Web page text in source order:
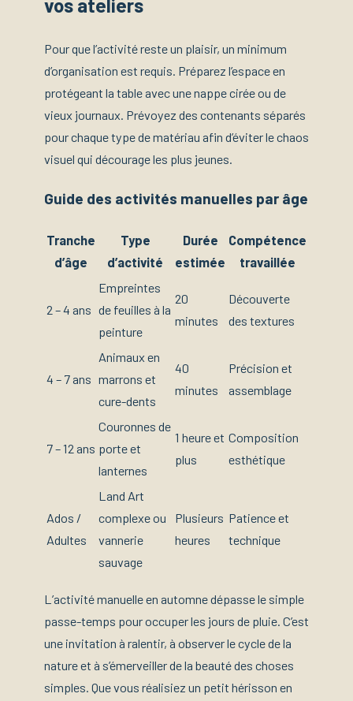
vos ateliers
Pour que l’activité reste un plaisir, un minimum
d’organisation est requis. Préparez l’espace en
protégeant la table avec une nappe cirée ou de
vieux journaux. Prévoyez des contenants séparés
pour chaque type de matériau afin d’éviter le chaos
visuel qui décourage les plus jeunes.
Guide des activités manuelles par âge
Tranche
d’âge
Type
d’activité
Durée
estimée
Compétence
travaillée
2 – 4 ans
Empreintes
de feuilles à la
peinture
20
minutes
Découverte
des textures
4 – 7 ans
Animaux en
marrons et
cure-dents
40
minutes
Précision et
assemblage
7 – 12 ans
Couronnes de
porte et
lanternes
1 heure et
plus
Composition
esthétique
Ados /
Adultes
Land Art
complexe ou
vannerie
sauvage
Plusieurs
heures
Patience et
technique
L’activité manuelle en automne dépasse le simple
passe-temps pour occuper les jours de pluie. C’est
une invitation à ralentir, à observer le cycle de la
nature et à s’émerveiller de la beauté des choses
simples. Que vous réalisiez un petit hérisson en